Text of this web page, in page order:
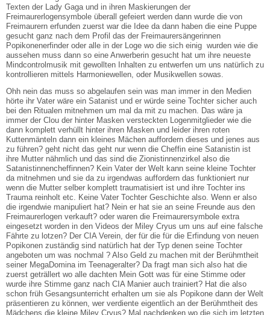
Texten der Lady Gaga und in ihren Maskierungen der
Freimaurerlogensymbole überall gefeiert werden dann wurde die von
Freimaurern erfunden zuerst war die Idee da dann haben die eine Puppe
gesucht ganz nach dem Profil das der Freimaurersängerinnen
Popikonenerfinder oder alle in der Loge wo die sich einig wurden wie die
aussehen muss dann so eine Anwerberin gesucht hat um ihre neueste
Mindcontrolmusik mit gewollten Inhalten zu entwerfen um uns natürlich zu
kontrollieren mittels Harmoniewellen, oder Musikwellen sowas.
Ohh nein das muss so abgelaufen sein was man immer in den Medien
hörte ihr Vater wäre ein Satanist und er würde seine Tochter sicher auch
bei den Ritualen mitnehmen um mal da mit zu machen. Das wäre ja
immer der Clou der hinter Masken versteckten Logenmitglieder wie die
dann komplett verhüllt hinter ihren Masken und leider ihren roten
Kuttenmänteln dann ein kleines Mächen auffordern dieses und jenes aus
zu führen? geht nicht das geht nur wenn die Cheffin eine Satanistin ist
ihre Mutter nähmlich und das sind die Zionistinnenzirkel also die
Satanistinnencheffinnen? Kein Vater der Welt kann seine kleine Tochter
da mitnehmen und sie da zu irgendwas auffordern das funktioniert nur
wenn die Mutter selber komplett traumatisiert ist und ihre Tochter ins
Trauma reinholt etc. Keine Vater Tochter Geschichte also. Wenn er also
die irgendwie manipuliert hat? Nein er hat sie an seine Freunde aus den
Freimaurerlogen verkauft? oder waren die Freimaurersymbole extra
eingesetzt worden in den Videos der Miley Cryus um uns auf eine falsche
Fährte zu lotzen? Der CIA Verein, der für die für die Erfindung von neuen
Popikonen zuständig sind natürlich hat der Typ denen seine Tochter
angeboten um was nochmal ? Also Geld zu machen mit der Berühmtheit
seiner MegaDomina im Teenageralter? Da fragt man sich also hat die
zuerst geträllert wo alle dachten Mein Gott was für eine Stimme oder
wurde ihre Stimme ganz nach CIA Manier auch trainiert? Hat die also
schon früh Gesangsunterricht erhalten um sie als Popikone dann der Welt
präsentieren zu können, wer verdiente eigentlich an der Berühmtheit des
Mädchens die kleine Miley Cryus? Mal nachdenken wo die sich im letzten